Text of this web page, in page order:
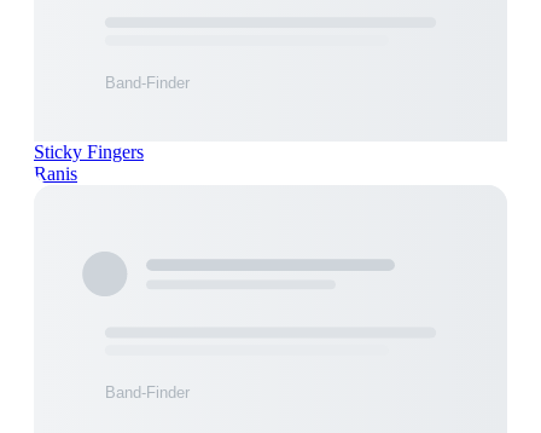
Sticky Fingers
Ranis